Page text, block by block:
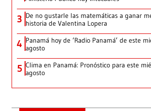
3 De no gustarle las matemáticas a ganar
historia de Valentina Lopera
4 Panamá hoy de ‘Radio Panamá’ de este
agosto
5 Clima en Panamá: Pronóstico para este
agosto